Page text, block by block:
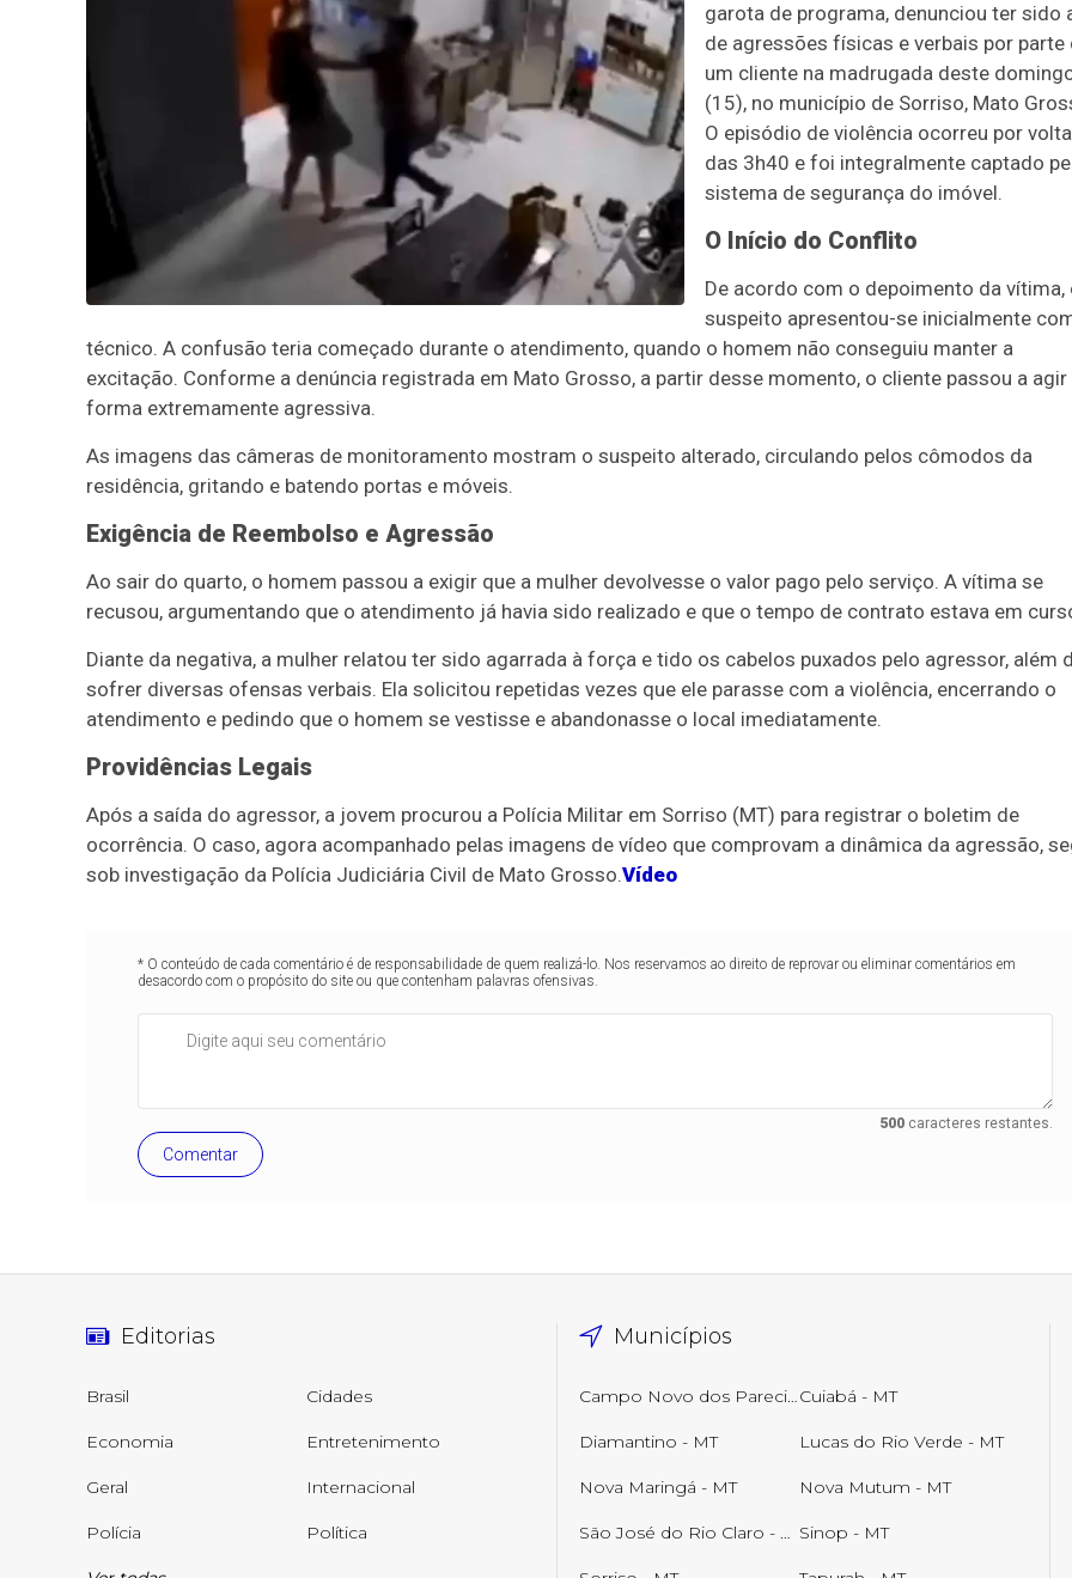
garota de programa, denunciou ter sido
de agressões físicas e verbais por parte
um cliente na madrugada deste
(15), no município de Sorriso, Mato
O episódio de violência ocorreu por volta
das 3h40 e foi integralmente captado
sistema de segurança do imóvel.
O Início do Conflito
De acordo com o depoimento da vítima,
suspeito apresentou-se inicialmente
técnico. A confusão teria começado durante o atendimento, quando o homem não conseguiu manter a
excitação. Conforme a denúncia registrada em Mato Grosso, a partir desse momento, o cliente passou a agir
forma extremamente agressiva.
As imagens das câmeras de monitoramento mostram o suspeito alterado, circulando pelos cômodos da
residência, gritando e batendo portas e móveis.
Exigência de Reembolso e Agressão
Ao sair do quarto, o homem passou a exigir que a mulher devolvesse o valor pago pelo serviço. A vítima se
recusou, argumentando que o atendimento já havia sido realizado e que o tempo de contrato estava em
Diante da negativa, a mulher relatou ter sido agarrada à força e tido os cabelos puxados pelo agressor, além
sofrer diversas ofensas verbais. Ela solicitou repetidas vezes que ele parasse com a violência, encerrando o
atendimento e pedindo que o homem se vestisse e abandonasse o local imediatamente.
Providências Legais
Após a saída do agressor, a jovem procurou a Polícia Militar em Sorriso (MT) para registrar o boletim de
ocorrência. O caso, agora acompanhado pelas imagens de vídeo que comprovam a dinâmica da agressão,
sob investigação da Polícia Judiciária Civil de Mato Grosso.Vídeo
* O conteúdo de cada comentário é de responsabilidade de quem realizá-lo. Nos reservamos ao direito de reprovar ou eliminar comentários em
desacordo com o propósito do site ou que contenham palavras ofensivas.
500caracteres restantes.
Comentar
Editorias
Brasil Cidades
Economia Entretenimento
Geral Internacional
Polícia Política
Municípios
Campo Novo dos Parecis - MTCuiabá - MT
Diamantino - MT Lucas do Rio Verde - MT
Nova Maringá - MT Nova Mutum - MT
São José do Rio Claro - MT Sinop - MT